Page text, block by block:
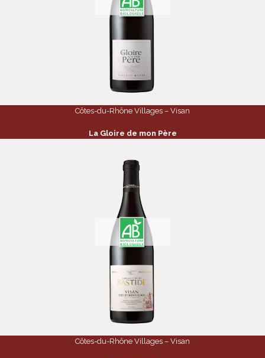
Côtes-du-Rhône Villages – Visan
La Gloire de mon Père
Côtes-du-Rhône Villages – Visan